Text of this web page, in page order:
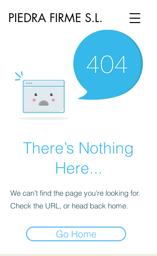
PIEDRA FIRME S.L.
There’s Nothing
Here...
We can’t find the page you’re looking for.
Check the URL, or head back home.
Go Home